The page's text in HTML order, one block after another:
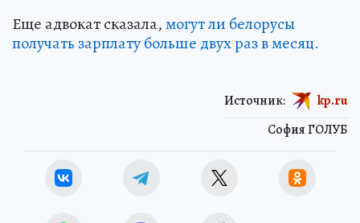
Еще адвокат сказала,могут ли белорусы
получать зарплату больше двух раз в месяц.
София ГОЛУБ
Источник: kp.ru